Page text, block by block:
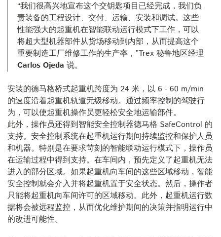
“我们很高兴地宣布这个交钥匙项目已经完成，我们负
责装备的工程设计、交付、运输、安装和调试。这些
性能强大的起重机在智能联动运行模式下工作，可以
将超大型机器部件从货场移动到内部，从而提高这个
重要制造工厂维修工作的生产率，”Trex 秘鲁地区经理
Carlos Ojeda 说。
安装的德马格桥式起重机跨度为 24 米，以 6 - 60 m/min
的速度沿着起重机轨道无级移动。通过频率控制的驾驶行
为，可以使起重机操作员更轻松安全地运输部件。
此外，操作员还得到智能安全控制器德马格 SafeControl 的
支持。安全控制系统在起重机运行期间持续监控和保护人员
和机器。特别是在要求苛刻的智能联动运行模式下，操作员
在运输过程中得到支持。在车间内，预先定义了起重机无法
进入的部分区域。如果起重机向车间的这些区域移动，智能
安全控制就会介入并将起重机置于安全状态。然后，操作者
只能将起重机向车间许可的区域移动。此外，起重机运行数
据将会被远程监控，从而优化维护期间的决策并指明运行中
的改进可能性。